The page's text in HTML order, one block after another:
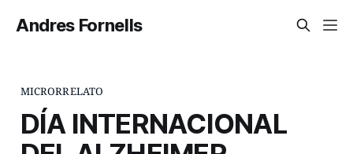
Andres Fornells
MICRORRELATO
DÍA INTERNACIONAL